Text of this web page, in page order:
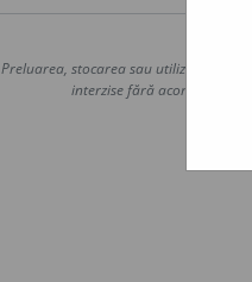
Preluarea, stocarea sau utilizarea
interzise fără acordul